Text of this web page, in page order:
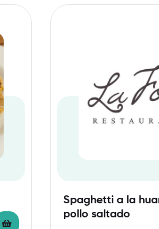
Spaghetti a la
pollo saltado